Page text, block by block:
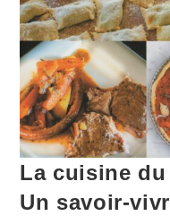
La cuisine
Un savoir-